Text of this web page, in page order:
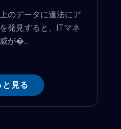
のデータに違法にア
発見すると、ITマネ
が�...
と見る